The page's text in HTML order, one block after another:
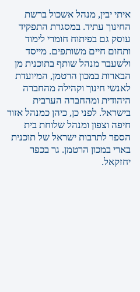
איתי יבין, מנהל אשכול ברשת
החינוך עתיד. במסגרת התפקיד
עוסק גם בפיתוח חומרי לימוד
ותחום חיים משותפים. מייסד
ולשעבר מנהל שותף בתוכנית מן
הבארות במכון הרטמן, המיועדת
לאנשי חינוך וקהילה מהחברה
היהודית ומהחברה הערבית
בישראל. לפני כן, כיהן כמנהל אזור
חיפה וצפון ומנהל שלוחת בית
הספר לתרבות ישראל של תוכנית
בארי במכון הרטמן. גר בכפר
יחזקאל.